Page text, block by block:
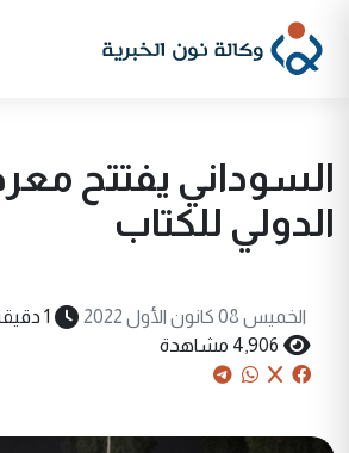
السوداني يفتتح
الدولي للكتاب
الخميس 08 كانون الأول 2022 1 دقيقة قراءة
4,906 مشاهدة